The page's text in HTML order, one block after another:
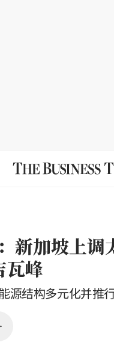
新加坡上调
瓦峰
源结构多元化并推